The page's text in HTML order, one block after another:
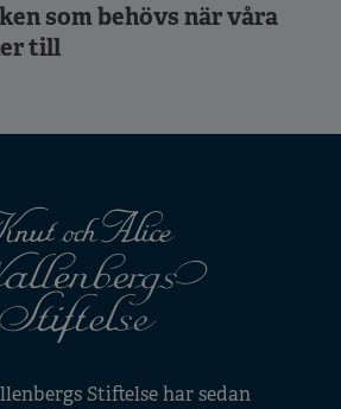
som behövs när våra
till
Stiftelse har sedan